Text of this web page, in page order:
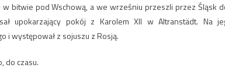
bitwie pod Wschową, a we wrześniu przeszli przez Śląsk
upokarzający pokój z Karolem XII w Altranstädt. Na
i występował z sojuszu z Rosją.
do czasu.